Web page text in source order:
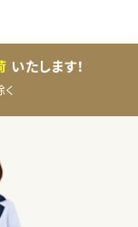
いたします！
く